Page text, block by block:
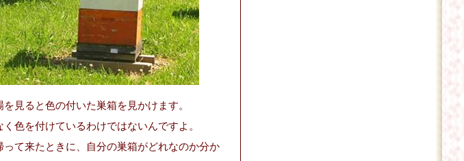
見ると色の付いた巣箱を見かけます。
色を付けているわけではないんですよ。
て来たときに、自分の巣箱がどれなのか分か